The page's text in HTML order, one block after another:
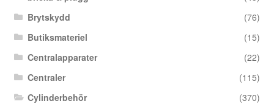
Brytskydd
(76)
Butiksmateriel
(15)
Centralapparater
(22)
Centraler
(115)
Cylinderbehör
(370)